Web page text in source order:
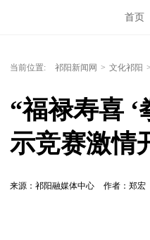
首页
当前位置: 祁阳新闻网 > 文化祁阳 >
“福禄寿喜
示竞赛激情
来源：祁阳融媒体中心 作者：郑宏